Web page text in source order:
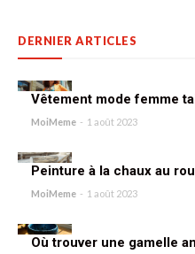
DERNIER ARTICLES
Vêtement mode femme
MoiMeme - 1 août 2023
Peinture à la chaux au
MoiMeme - 1 août 2023
Où trouver une gamelle